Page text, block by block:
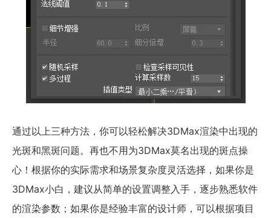
通过以上三种方法，你可以轻松解决3DMax渲染中出现的
光斑和黑斑问题。再也不用为3DMax莫名出现的斑点操
心！根据你的实际需求和场景复杂度灵活选择，如果你是
3DMax小白，建议从简单的设置调整入手，逐步熟悉软件
的渲染参数；如果你是经验丰富的设计师，可以根据项目